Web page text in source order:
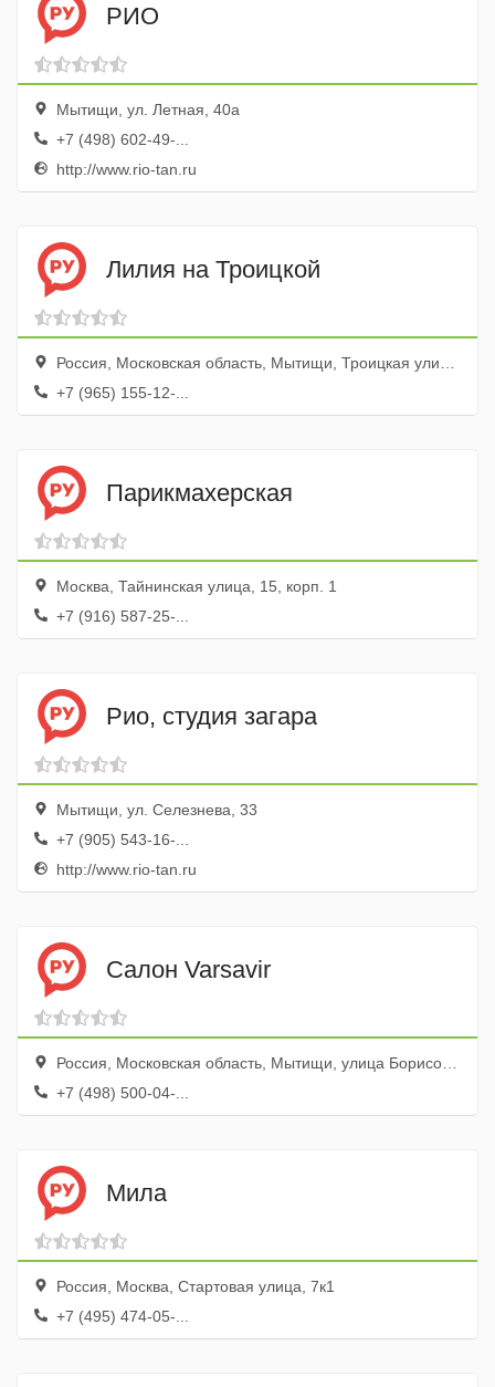
РИО
Мытищи, ул. Летная, 40а
+7 (498) 602-49-...
http://www.rio-tan.ru
Лилия на Троицкой
Россия, Московская область, Мытищи, Троицкая улица, 9
+7 (965) 155-12-...
Парикмахерская
Москва, Тайнинская улица, 15, корп. 1
+7 (916) 587-25-...
Рио, студия загара
Мытищи, ул. Селезнева, 33
+7 (905) 543-16-...
http://www.rio-tan.ru
Салон Varsavir
Россия, Московская область, Мытищи, улица Борисовка, 8
+7 (498) 500-04-...
Мила
Россия, Москва, Стартовая улица, 7к1
+7 (495) 474-05-...